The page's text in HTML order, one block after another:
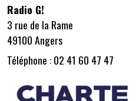
Radio G!
3 rue de la Rame
49100 Angers
Téléphone : 02 41 60 47 47